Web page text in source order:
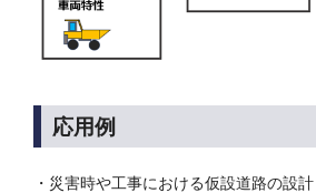
応用例
・災害時や工事における仮設道路の設計